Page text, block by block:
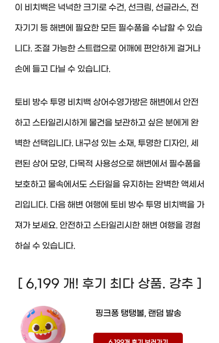
이 비치백은 넉넉한 크기로 수건, 선크림, 선글라스, 전
자기기 등 해변에 필요한 모든 필수품을 수납할 수 있습
니다. 조절 가능한 스트랩으로 어깨에 편안하게 걸거나
손에 들고 다닐 수 있습니다.
토비 방수 투명 비치백 상어수영가방은 해변에서 안전
하고 스타일리시하게 물건을 보관하고 싶은 분에게 완
벽한 선택입니다. 내구성 있는 소재, 투명한 디자인, 세
련된 상어 모양, 다목적 사용성으로 해변에서 필수품을
보호하고 물속에서도 스타일을 유지하는 완벽한 액세서
리입니다. 다음 해변 여행에 토비 방수 투명 비치백을 가
져가 보세요. 안전하고 스타일리시한 해변 여행을 경험
하실 수 있습니다.
[ 6,199 개! 후기 최다 상품. 강추 ]
핑크퐁 탱탱볼, 랜덤 발송